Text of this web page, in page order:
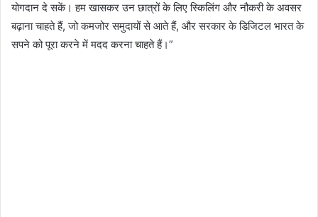
योगदान दे सकें। हम खासकर उन छात्रों के लिए स्किलिंग और नौकरी के अवसर
बढ़ाना चाहते हैं, जो कमजोर समुदायों से आते हैं, और सरकार के डिजिटल भारत के
सपने को पूरा करने में मदद करना चाहते हैं।”